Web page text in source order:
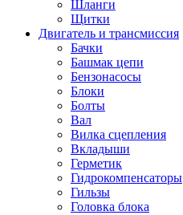
Шланги
Щитки
Двигатель и трансмиссия
Бачки
Башмак цепи
Бензонасосы
Блоки
Болты
Вал
Вилка сцепления
Вкладыши
Герметик
Гидрокомпенсаторы
Гильзы
Головка блока